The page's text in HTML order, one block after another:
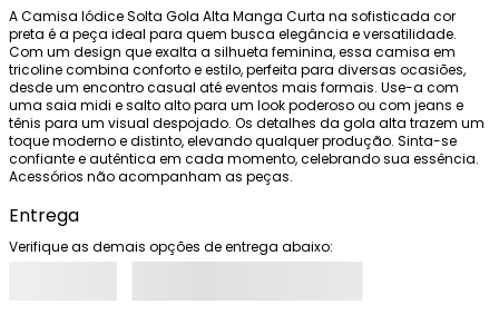
A Camisa Iódice Solta Gola Alta Manga Curta na sofisticada cor
preta é a peça ideal para quem busca elegância e versatilidade.
Com um design que exalta a silhueta feminina, essa camisa em
tricoline combina conforto e estilo, perfeita para diversas ocasiões,
desde um encontro casual até eventos mais formais. Use-a com
uma saia midi e salto alto para um look poderoso ou com jeans e
tênis para um visual despojado. Os detalhes da gola alta trazem um
toque moderno e distinto, elevando qualquer produção. Sinta-se
confiante e autêntica em cada momento, celebrando sua essência.
Acessórios não acompanham as peças.
Entrega
Verifique as demais opções de entrega abaixo: